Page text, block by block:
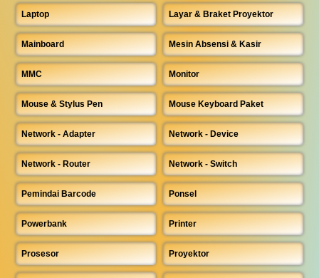
Laptop Layar & Braket Proyektor
Mainboard Mesin Absensi & Kasir
MMC Monitor
Mouse & Stylus Pen Mouse Keyboard Paket
Network - Adapter Network - Device
Network - Router Network - Switch
Pemindai Barcode Ponsel
Powerbank Printer
Prosesor Proyektor